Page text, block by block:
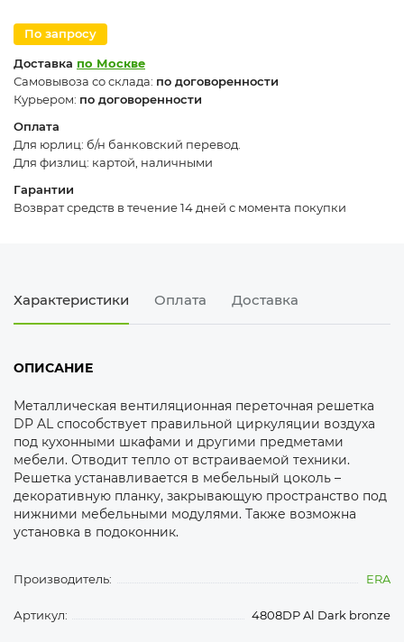
По запросу
Доставка по Москве
Самовывоза со склада: по договоренности
Курьером: по договоренности
Оплата
Для юрлиц: б/н банковский перевод.
Для физлиц: картой, наличными
Гарантии
Возврат средств в течение 14 дней с момента покупки
Характеристики Оплата Доставка
ОПИСАНИЕ
Металлическая вентиляционная переточная решетка
DP AL способствует правильной циркуляции воздуха
под кухонными шкафами и другими предметами
мебели. Отводит тепло от встраиваемой техники.
Решетка устанавливается в мебельный цоколь –
декоративную планку, закрывающую пространство под
нижними мебельными модулями. Также возможна
установка в подоконник.
Производитель: ERA
Артикул: 4808DP Al Dark bronze